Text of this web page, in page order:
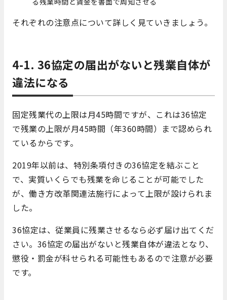
それぞれの注意点について詳しく見ていきましょう。
4-1. 36協定の届出がないと残業自体が
違法になる
固定残業代の上限は月45時間ですが、これは36協定
で残業の上限が月45時間（年360時間）まで認められ
ているからです。
2019年以前は、特別条項付きの36協定を結ぶこと
で、実質いくらでも残業を命じることが可能でした
が、働き方改革関連法施行によって上限が設けられま
した。
36協定は、従業員に残業させるなら必ず届け出てくだ
さい。36協定の届出がないと残業自体が違法となり、
懲役・罰金が科せられる可能性もあるので注意が必要
です。